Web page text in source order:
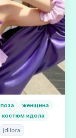
женщина
костюм идола
jdllora